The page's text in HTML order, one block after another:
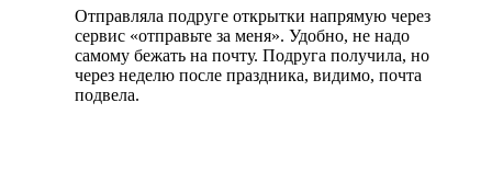
Отправляла подруге открытки напрямую через
сервис «отправьте за меня». Удобно, не надо
самому бежать на почту. Подруга получила, но
через неделю после праздника, видимо, почта
подвела.